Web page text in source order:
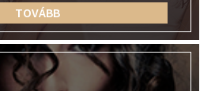
TOVÁBB